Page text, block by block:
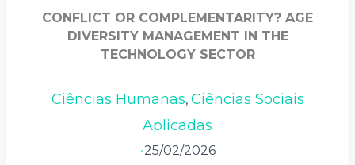
CONFLICT OR COMPLEMENTARITY? AGE
DIVERSITY MANAGEMENT IN THE
TECHNOLOGY SECTOR
Ciências Humanas, Ciências Sociais
Aplicadas
•25/02/2026